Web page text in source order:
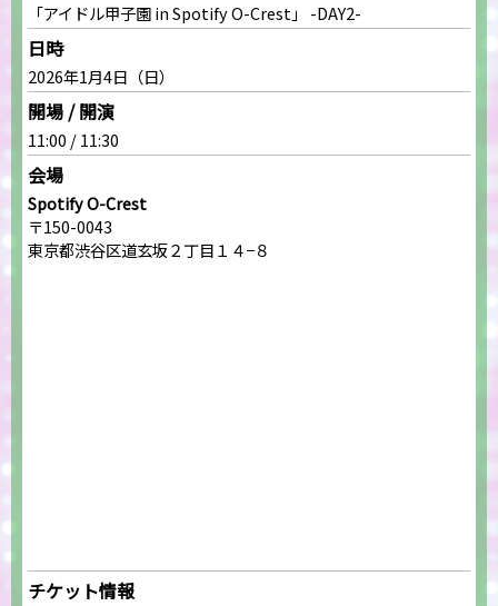
「アイドル甲子園 in Spotify O-Crest」 -DAY2-
日時
2026年1月4日（日）
開場 / 開演
11:00 / 11:30
会場
Spotify O-Crest
〒150-0043
東京都渋谷区道玄坂２丁目１４−８
チケット情報